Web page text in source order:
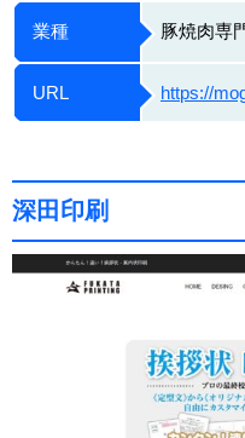
業種 豚焼肉専
URL https://
深田印刷